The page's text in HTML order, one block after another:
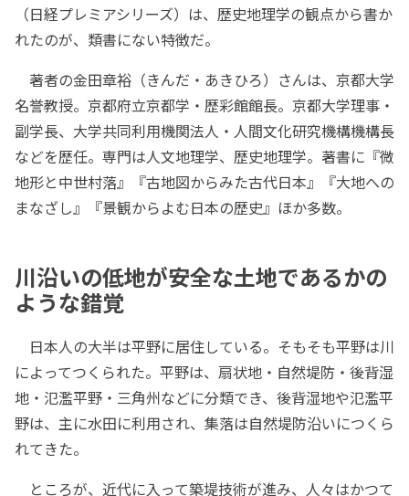
（日経プレミアシリーズ）は、歴史地理学の観点から書か
れたのが、類書にない特徴だ。
著者の金田章裕（きんだ・あきひろ）さんは、京都大学
名誉教授。京都府立京都学・歴彩館館長。京都大学理事・
副学長、大学共同利用機関法人・人間文化研究機構機構長
などを歴任。専門は人文地理学、歴史地理学。著書に『微
地形と中世村落』『古地図からみた古代日本』『大地への
まなざし』『景観からよむ日本の歴史』ほか多数。
川沿いの低地が安全な土地であるかの
ような錯覚
日本人の大半は平野に居住している。そもそも平野は川
によってつくられた。平野は、扇状地・自然堤防・後背湿
地・氾濫平野・三角州などに分類でき、後背湿地や氾濫平
野は、主に水田に利用され、集落は自然堤防沿いにつくら
れてきた。
ところが、近代に入って築堤技術が進み、人々はかつて